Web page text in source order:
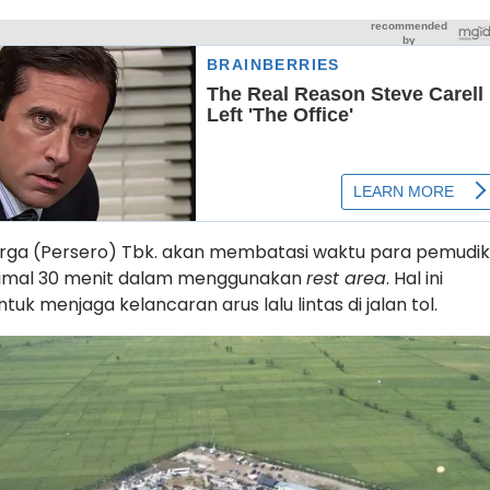
(Persero) Tbk. akan membatasi waktu para pemudik
30 menit dalam menggunakanrest area. Hal ini
menjaga kelancaran arus lalu lintas di jalan tol.